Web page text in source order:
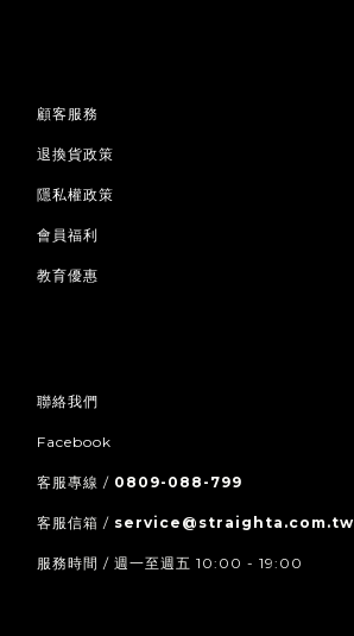
顧客服務
退換貨政策
隱私權政策
會員福利
教育優惠
聯絡我們
Facebook
客服專線 / 0809-088-799
客服信箱 / service@straighta.com.tw
服務時間 / 週一至週五 10:00 - 19:00